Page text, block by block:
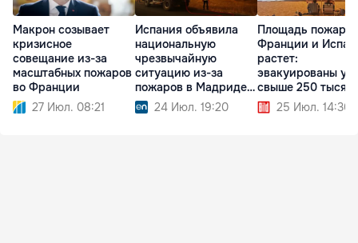
Макрон созывает
кризисное
совещание из-за
масштабных пожаров
во Франции
27 Июл. 08:21
Испания объявила
национальную
чрезвычайную
ситуацию из-за
пожаров в Мадриде и
Авиле24 Июл. 19:20
Площадь
Франции и
растет:
эвакуированы
свыше 250 тысяч
человек
25 Июл. 14:30